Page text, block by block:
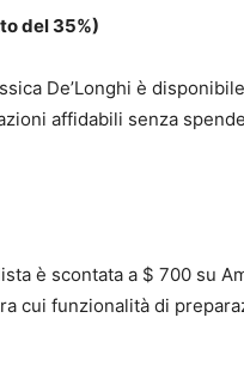
del 35%)
De’Longhi è
affidabili senza
è scontata a $ 700 su
cui funzionalità di